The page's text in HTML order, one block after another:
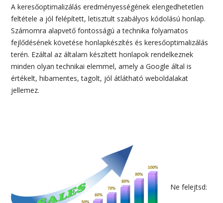
A keresőoptimalizálás eredményességének elengedhetetlen
feltétele a jól felépített, letisztult szabályos kódolású honlap.
Számomra alapvető fontosságú a technika folyamatos
fejlődésének követése honlapkészítés és keresőoptimalizálás
terén. Ezáltal az általam készített honlapok rendelkeznek
minden olyan technikai elemmel, amely a Google által is
értékelt, hibamentes, tagolt, jól átlátható weboldalakat
jellemez.
Ne felejtsd: